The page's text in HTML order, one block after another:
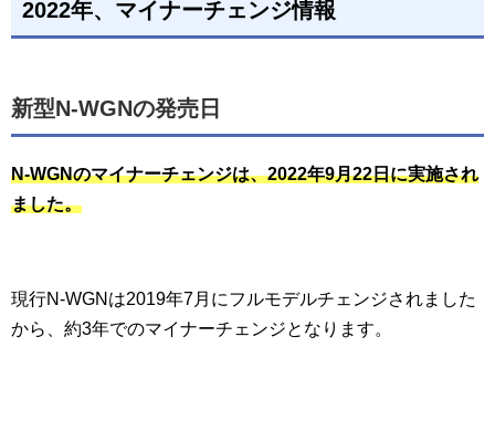
2022年、マイナーチェンジ情報
新型N-WGNの発売日
N-WGNのマイナーチェンジは、2022年9月22日に実施され
ました。
現行N-WGNは2019年7月にフルモデルチェンジされました
から、約3年でのマイナーチェンジとなります。